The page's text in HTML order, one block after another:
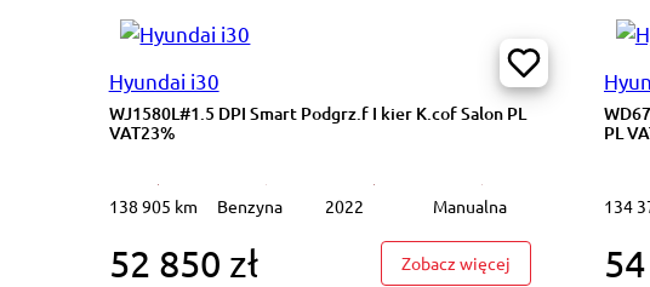
Hyundai i30
WJ1580L#1.5 DPI Smart Podgrz.f I kier K.cof Salon PL
VAT23%
138 905 km Benzyna 2022 Manualna
52 850 zł Zobacz więcej: WJ1580L#1.5
PL
134